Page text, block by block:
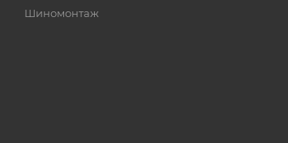
Шиномонтаж